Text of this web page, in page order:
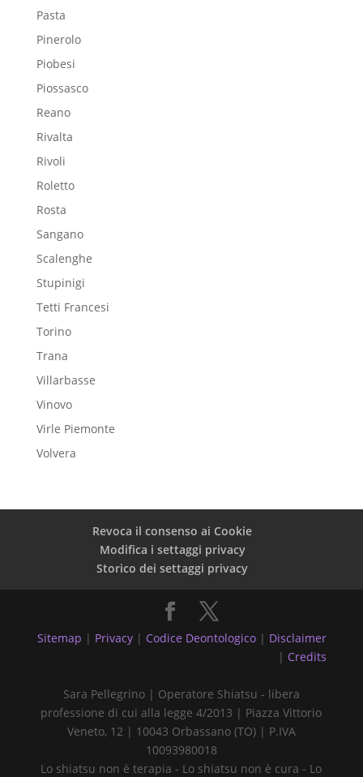
Pasta
Pinerolo
Piobesi
Piossasco
Reano
Rivalta
Rivoli
Roletto
Rosta
Sangano
Scalenghe
Stupinigi
Tetti Francesi
Torino
Trana
Villarbasse
Vinovo
Virle Piemonte
Volvera
Revoca il consenso ai Cookie
Modifica i settaggi privacy
Storico dei settaggi privacy
Sitemap | Privacy | Codice Deontologico | Disclaimer
| Credits
Sara Pellegrino | Operatore Shiatsu - libera
professione di cui alla legge 4/2013 | Piazza Vittorio
Veneto, 12 | 10043 Orbassano (TO) | P.IVA
10093980018
Lo shiatsu non è terapia - Lo shiatsu non è cura - Lo